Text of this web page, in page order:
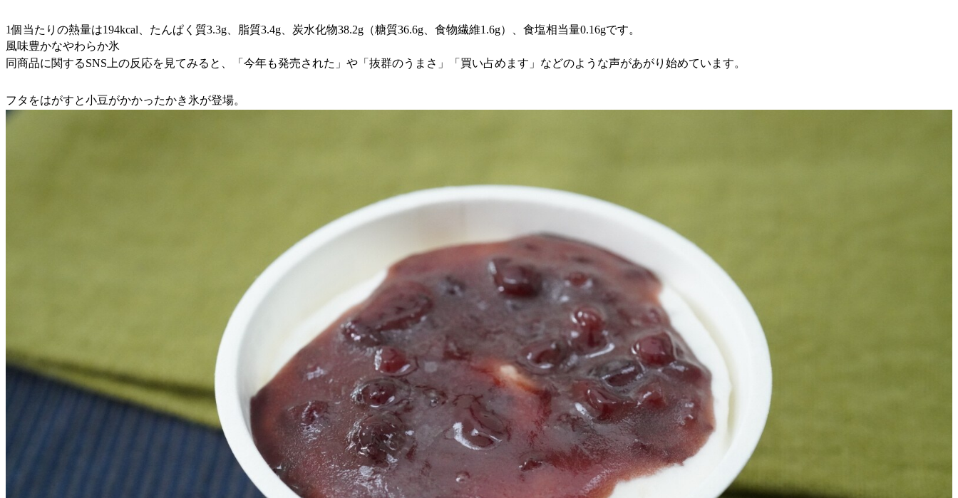
1個当たりの熱量は194kcal、たんぱく質3.3g、脂質3.4g、炭水化物38.2g（糖質36.6g、食物繊維1.6g）、食塩相当量0.16gです。
風味豊かなやわらか氷
同商品に関するSNS上の反応を見てみると、「今年も発売された」や「抜群のうまさ」「買い占めます」などのような声があがり始めています。
フタをはがすと小豆がかかったかき氷が登場。